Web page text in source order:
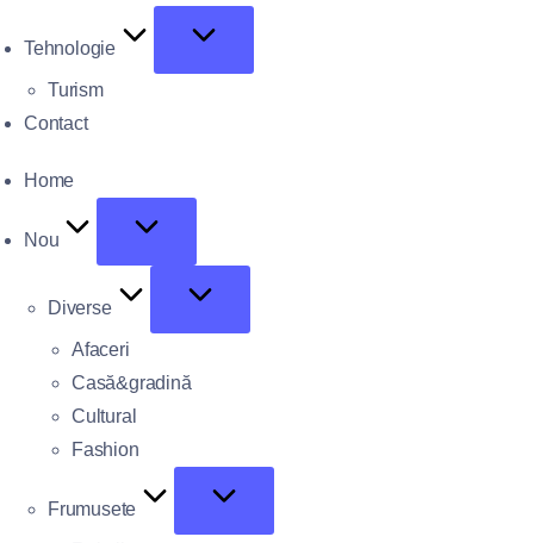
Tehnologie
Turism
Contact
Home
Nou
Diverse
Afaceri
Casă&gradină
Cultural
Fashion
Frumusete